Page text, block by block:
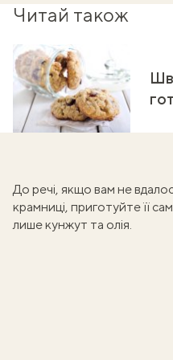
Читай також
До речі, якщо вам не
крамниці, приготуйте її
лише кунжут та олія.